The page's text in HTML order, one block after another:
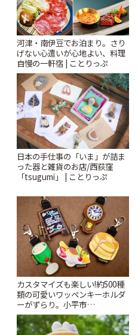
河津・南伊豆でお泊まり。さり
げない心遣いが心地よい、料理
自慢の一軒宿 | ことりっぷ
日本の手仕事の「いま」が詰ま
った器と雑貨のお店/西荻窪
「tsugumi」 | ことりっぷ
カスタマイズも楽しい!約500種
類の可愛いワッペンキーホルダ
ーがずらり。小平市
「Kimamaya T&K」 | ことりっ
ぷ